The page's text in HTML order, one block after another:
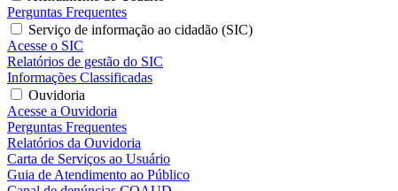
Perguntas Frequentes
Serviço de informação ao cidadão (SIC)
Acesse o SIC
Relatórios de gestão do SIC
Informações Classificadas
Ouvidoria
Acesse a Ouvidoria
Perguntas Frequentes
Relatórios da Ouvidoria
Carta de Serviços ao Usuário
Guia de Atendimento ao Público